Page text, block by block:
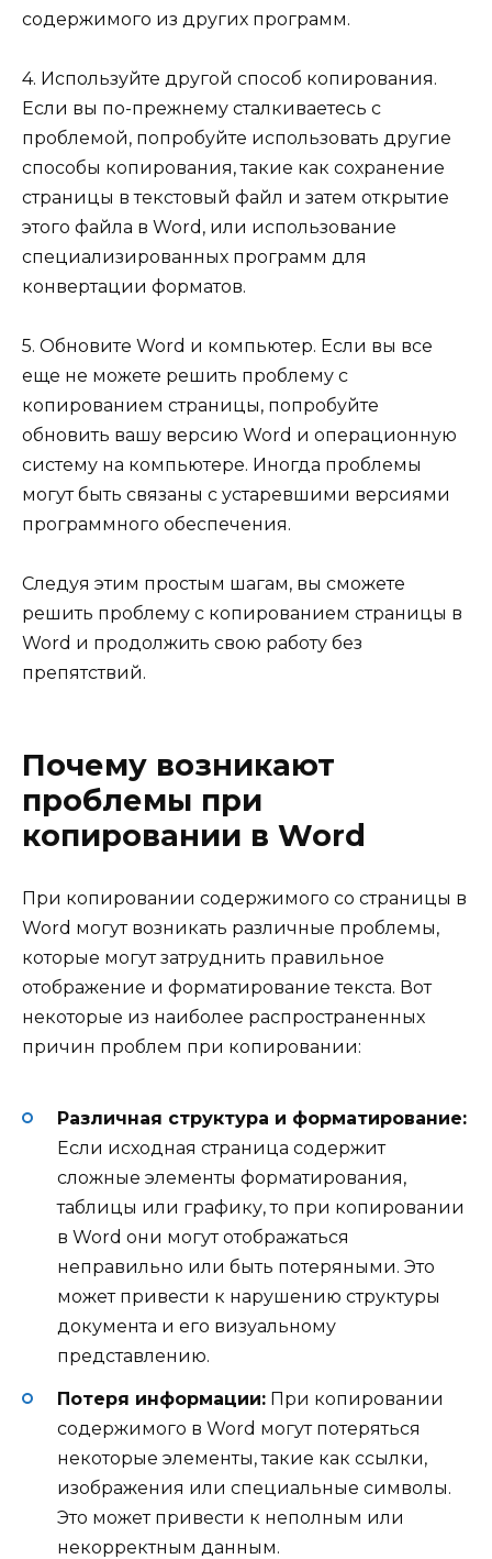
содержимого из других программ.
4. Используйте другой способ копирования.
Если вы по-прежнему сталкиваетесь с
проблемой, попробуйте использовать другие
способы копирования, такие как сохранение
страницы в текстовый файл и затем открытие
этого файла в Word, или использование
специализированных программ для
конвертации форматов.
5. Обновите Word и компьютер. Если вы все
еще не можете решить проблему с
копированием страницы, попробуйте
обновить вашу версию Word и операционную
систему на компьютере. Иногда проблемы
могут быть связаны с устаревшими версиями
программного обеспечения.
Следуя этим простым шагам, вы сможете
решить проблему с копированием страницы в
Word и продолжить свою работу без
препятствий.
Почему возникают
проблемы при
копировании в Word
При копировании содержимого со страницы в
Word могут возникать различные проблемы,
которые могут затруднить правильное
отображение и форматирование текста. Вот
некоторые из наиболее распространенных
причин проблем при копировании:
Различная структура и форматирование:
Если исходная страница содержит
сложные элементы форматирования,
таблицы или графику, то при копировании
в Word они могут отображаться
неправильно или быть потеряными. Это
может привести к нарушению структуры
документа и его визуальному
представлению.
Потеря информации: При копировании
содержимого в Word могут потеряться
некоторые элементы, такие как ссылки,
изображения или специальные символы.
Это может привести к неполным или
некорректным данным.